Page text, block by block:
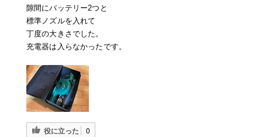
隙間にバッテリー2つと
標準ノズルを入れて
丁度の大きさでした。
充電器は入らなかったです。
役に立った 0